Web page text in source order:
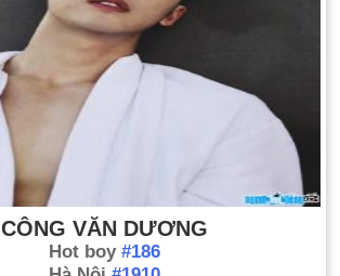
CÔNG VĂN DƯƠNG
Hot boy #186